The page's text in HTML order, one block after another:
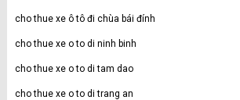
cho thue xe ô tô đi chùa bái đính
cho thue xe o to di ninh binh
cho thue xe o to di tam dao
cho thue xe o to di trang an